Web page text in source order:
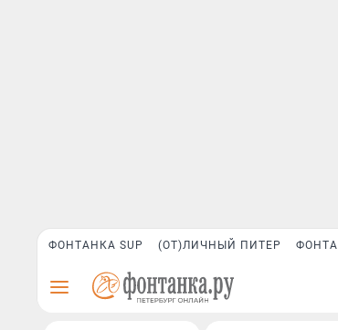
ФОНТАНКА SUP (ОТ)ЛИЧНЫЙ ПИТЕР